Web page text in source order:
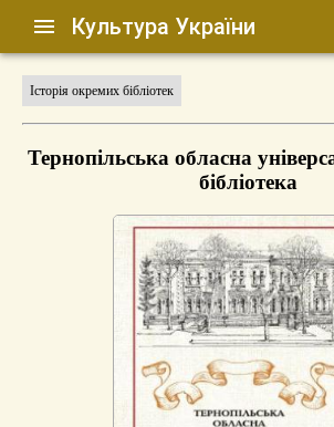
Культура України
Історія окремих бібліотек
Тернопільська обласна
бібліотека